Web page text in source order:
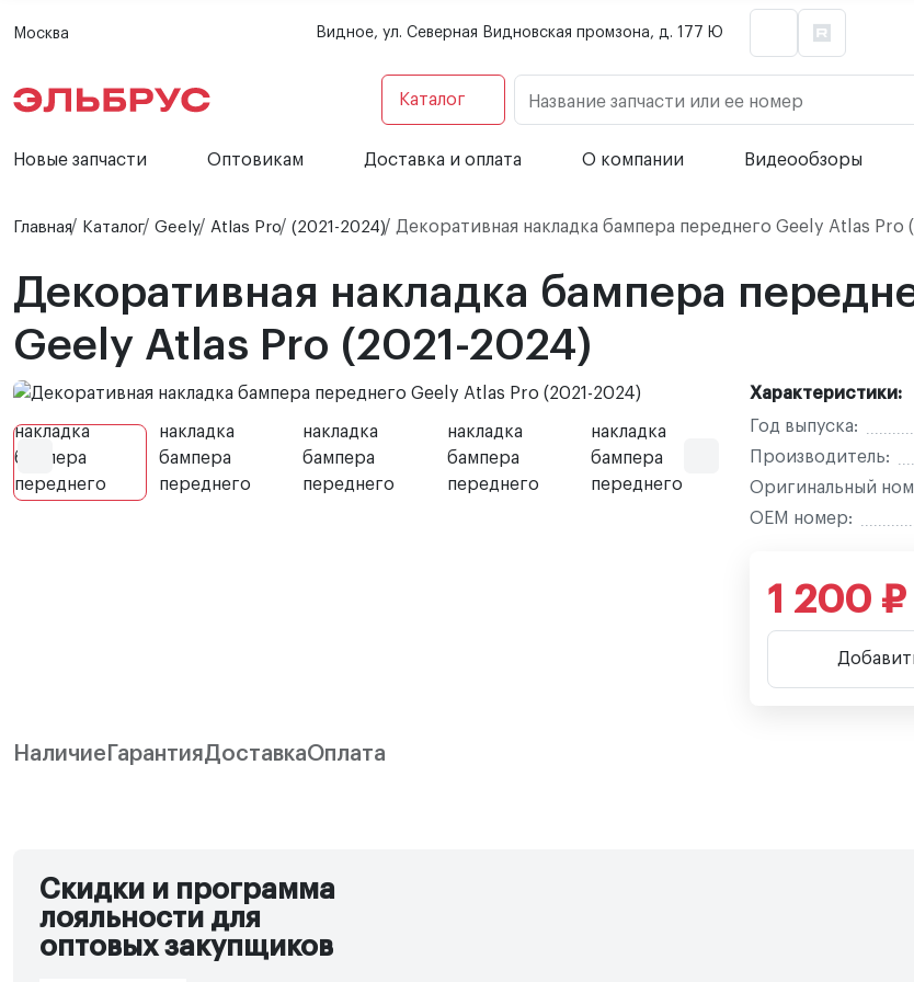
Москва Видное, ул. Северная Видновская промзона, д. 177 Ю
Каталог Название запчасти или ее номер
Новые запчасти Оптовикам Доставка и оплата О компании Видеообзоры
Главная Каталог Geely Atlas Pro (2021-2024) Декоративная накладка бампера переднего Geely Atlas Pro
Декоративная накладка бампера
Geely Atlas Pro (2021-2024)
Характеристики:
Год выпуска:
Производитель:
Оригинальный
OEM номер:
1 200 ₽
Наличие ГарантияДоставкаОплата
Скидки и программа
лояльности для
оптовых закупщиков